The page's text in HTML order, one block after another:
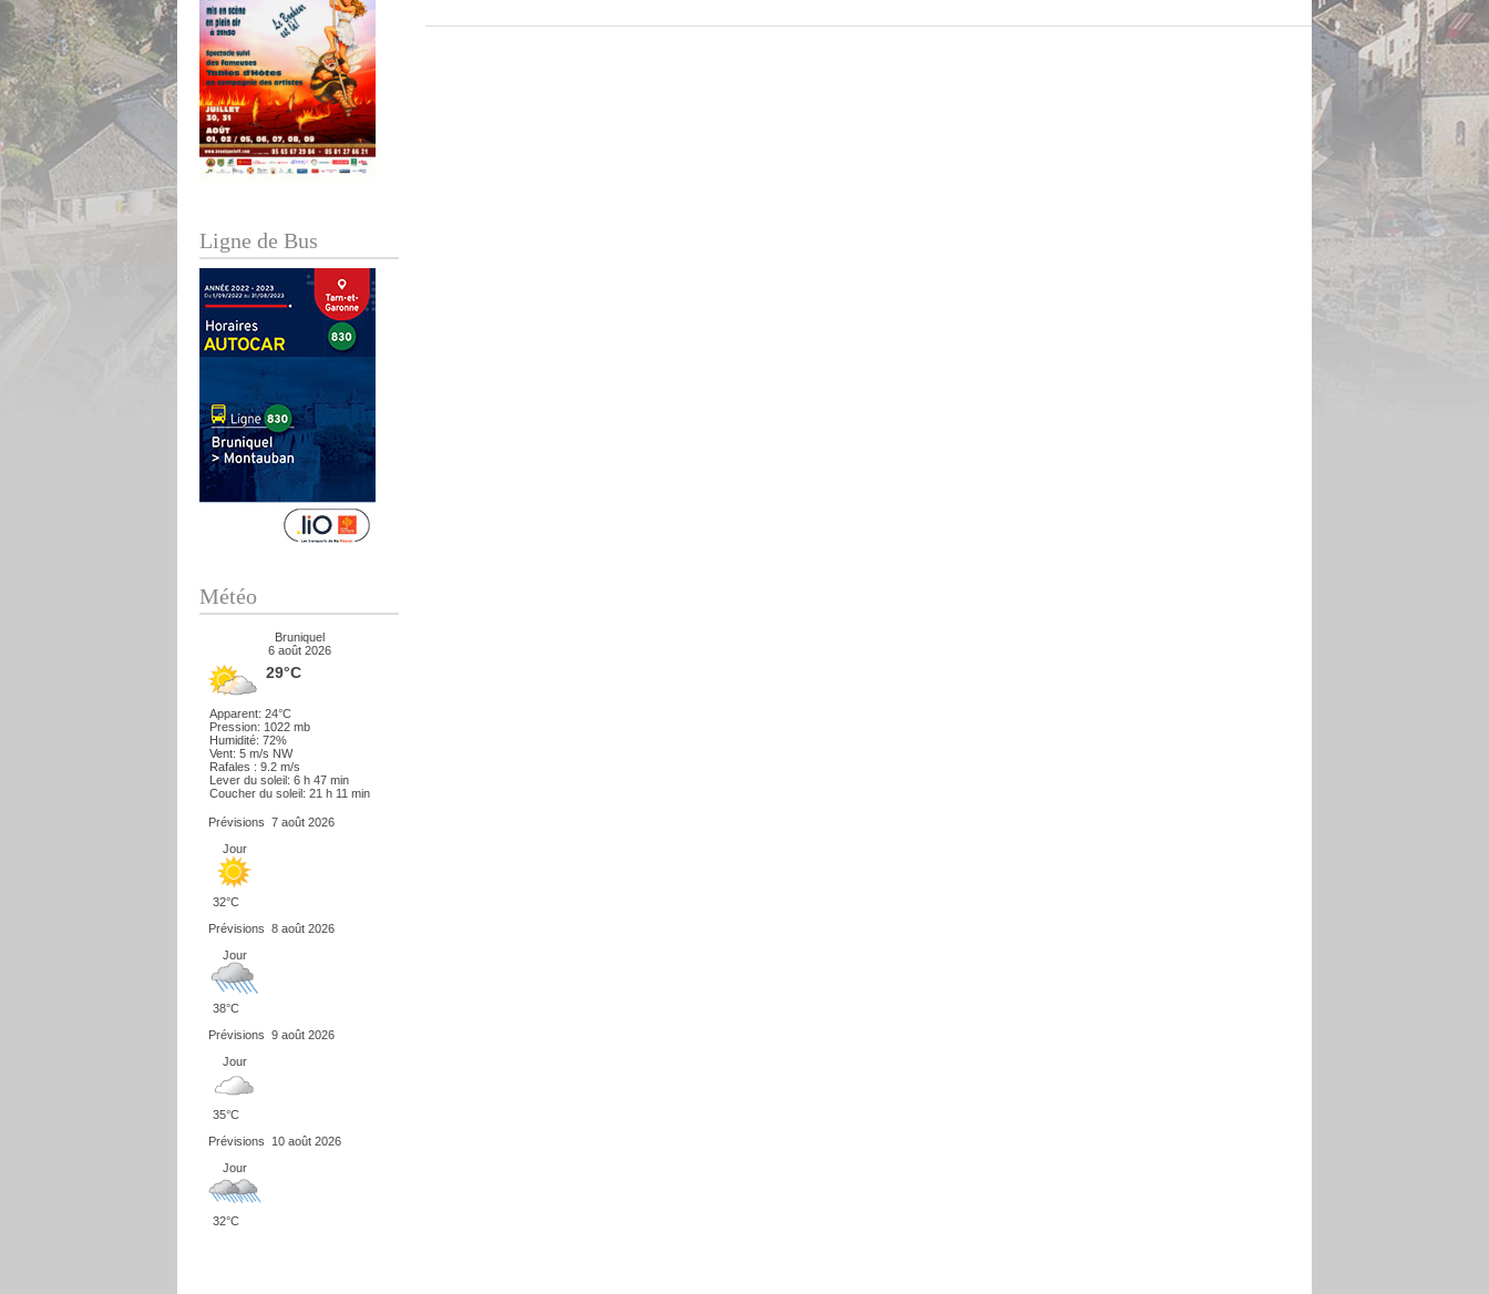
Ligne de Bus
Météo
Bruniquel
6 août 2026
29°C
Apparent: 24°C
Pression: 1022 mb
Humidité: 72%
Vent: 5 m/s NW
Rafales : 9.2 m/s
Lever du soleil: 6 h 47 min
Coucher du soleil: 21 h 11 min
Prévisions 7 août 2026
Jour
32°C
Prévisions 8 août 2026
Jour
38°C
Prévisions 9 août 2026
Jour
35°C
Prévisions
10 août 2026
Jour
32°C